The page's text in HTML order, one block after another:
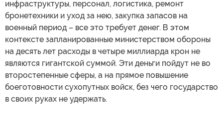
инфраструктуры, персонал, логистика, ремонт
бронетехники и уход за нею, закупка запасов на
военный период – все это требует денег. В этом
контексте запланированные министерством обороны
на десять лет расходы в четыре миллиарда крон не
являются гигантской суммой. Эти деньги пойдут не во
второстепенные сферы, а на прямое повышение
боеготовности сухопутных войск, без чего государство
в своих руках не удержать.